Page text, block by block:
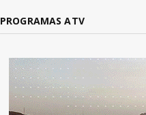
PROGRAMAS ATV